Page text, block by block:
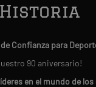
Confianza para
90 aniversario!
en el mundo de